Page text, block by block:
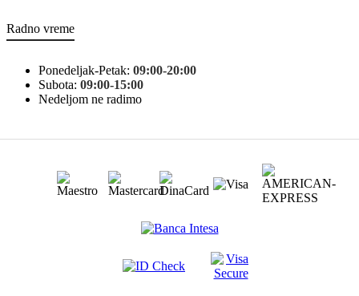
Radno vreme
Ponedeljak-Petak: 09:00-20:00
Subota: 09:00-15:00
Nedeljom ne radimo